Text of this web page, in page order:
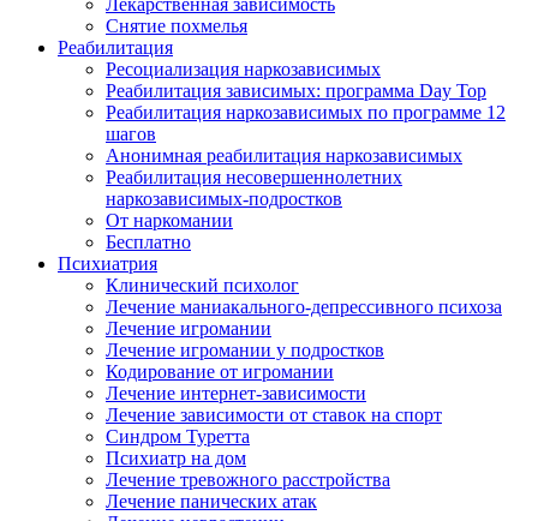
Лекарственная зависимость
Снятие похмелья
Реабилитация
Ресоциализация наркозависимых
Реабилитация зависимых: программа Day Top
Реабилитация наркозависимых по программе 12
шагов
Анонимная реабилитация наркозависимых
Реабилитация несовершеннолетних
наркозависимых-подростков
От наркомании
Бесплатно
Психиатрия
Клинический психолог
Лечение маниакального-депрессивного психоза
Лечение игромании
Лечение игромании у подростков
Кодирование от игромании
Лечение интернет-зависимости
Лечение зависимости от ставок на спорт
Синдром Туретта
Психиатр на дом
Лечение тревожного расстройства
Лечение панических атак